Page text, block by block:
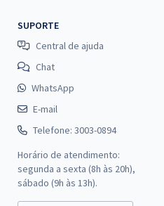
SUPORTE
Central de ajuda
Chat
WhatsApp
E-mail
Telefone: 3003-0894
Horário de atendimento:
segunda a sexta (8h às 20h),
sábado (9h às 13h).